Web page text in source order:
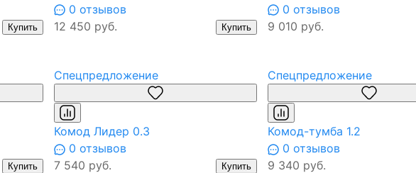
Купить
0 отзывов
12 450 руб.
Купить
0 отзывов
9 010 руб.
Купить
Спецпредложение
Комод Лидер 0.3
0 отзывов
7 540 руб.
Купить
Спецпредложение
Комод-тумба 1.2
0 отзывов
9 340 руб.